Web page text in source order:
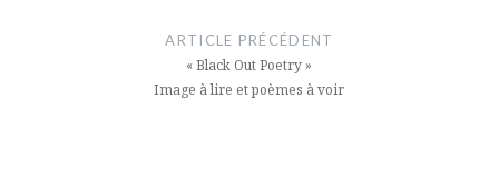
ARTICLE PRÉCÉDENT
« Black Out Poetry »
Image à lire et poèmes à voir